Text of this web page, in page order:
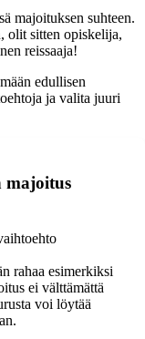
majoituksen suhteen.
olit sitten opiskelija,
reissaaja!
edullisen
ja valita juuri
majoitus
rahaa esimerkiksi
ei välttämättä
voi löytää